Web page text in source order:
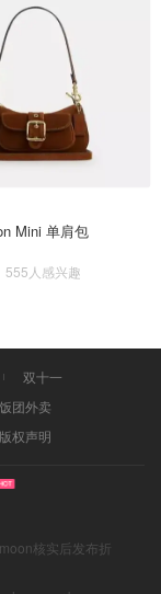
Mini 单肩包
555人感兴趣
双十一
饭团外卖
版权声明
核实后发布折